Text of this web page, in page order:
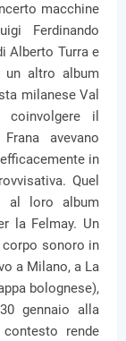
macchine
Ferdinando
Alberto Turra e
un altro album
milanese Val
il
avevano
in
Quel
al loro album
la Felmay. Un
corpo sonoro in
a Milano, a La
bolognese),
gennaio alla
rende